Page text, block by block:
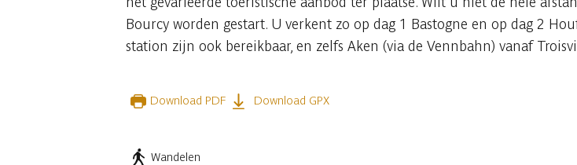
Bourcy worden gestart. U verkent zo op dag 1 Bastogne en op dag 2
station zijn ook bereikbaar, en zelfs Aken (via de Vennbahn) vanaf
Download PDF Download GPX
Wandelen